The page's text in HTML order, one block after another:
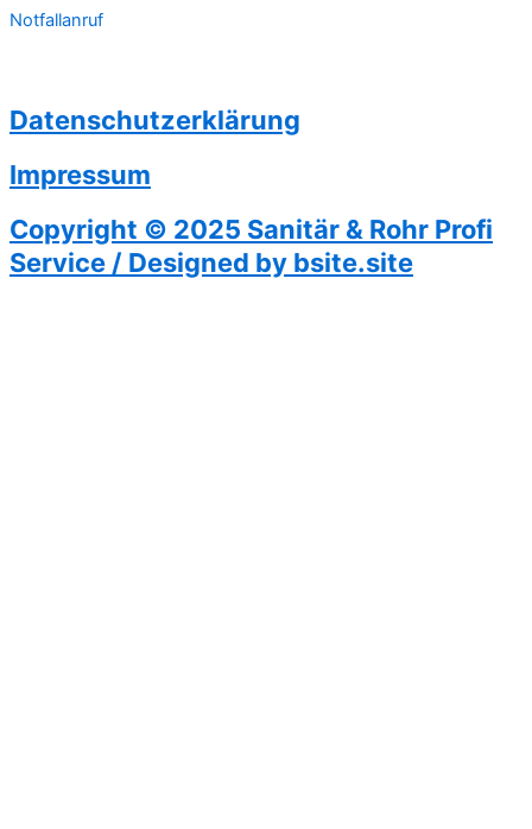
Notfallanruf
Datenschutzerklärung
Impressum
Copyright © 2025 Sanitär & Rohr Profi
Service / Designed by bsite.site